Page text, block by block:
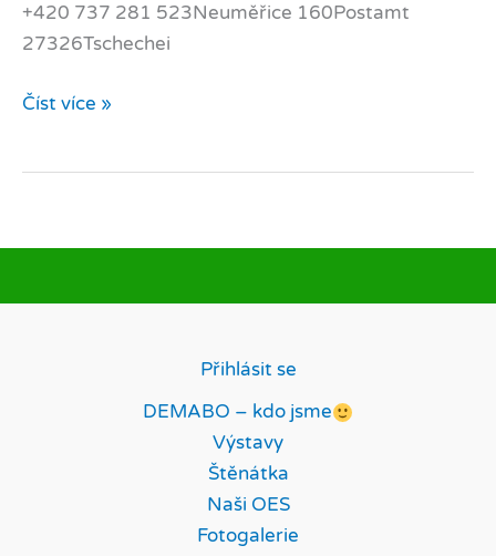
+420 737 281 523Neuměřice 160Postamt
27326Tschechei
Kontakt
Číst více »
Přihlásit se
DEMABO – kdo jsme
Výstavy
Štěnátka
Naši OES
Fotogalerie